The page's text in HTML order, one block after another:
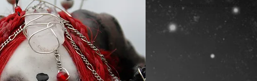
Propriété privée en Arkansas.